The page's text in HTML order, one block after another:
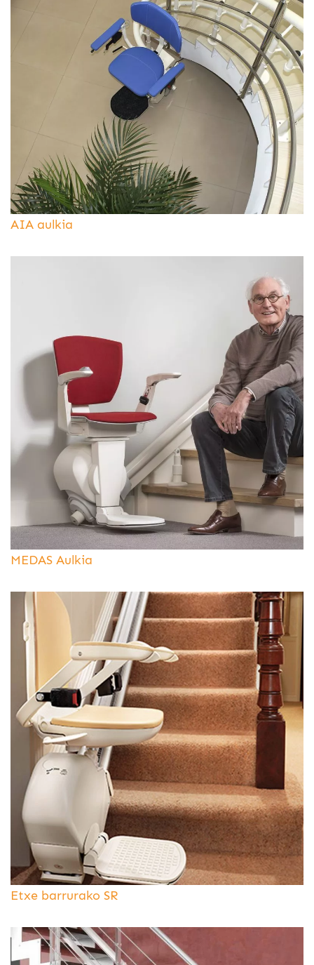
AIA aulkia
MEDAS Aulkia
Etxe barrurako SR